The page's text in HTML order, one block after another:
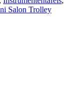
Salon Trolley